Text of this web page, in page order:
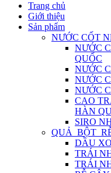
Trang chủ
Giới thiệu
Sản phẩm
NƯỚC CỐT
NƯỚC
QUỐC
NƯỚC
NƯỚC
NƯỚC
CAO
HÀN
SIRO
DẦU
TRÁI
TRÁI